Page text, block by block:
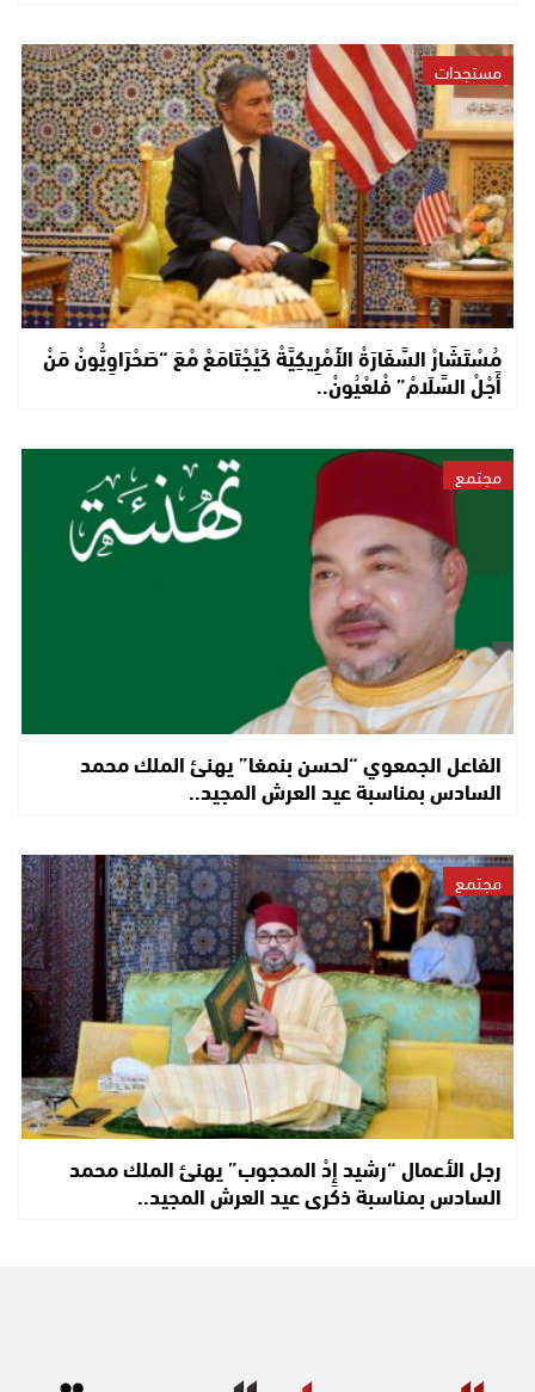
مستجدات
مُسْتَشَارْ السَّفَارَةْ الأَمْرِيكِيَّةْ كَيْجْتَامَعْ مْعَ “صَحْرَاوِيُّونْ مَنْ
أَجْلْ السَّلَامْ” فْلعْيُونْ..
مجتمع
الفاعل الجمعوي “لحسن بنمغا” يهنئ الملك محمد
السادس بمناسبة عيد العرش المجيد..
مجتمع
رجل الأعمال “رشيد إِدْ المحجوب” يهنئ الملك محمد
السادس بمناسبة ذكرى عيد العرش المجيد..